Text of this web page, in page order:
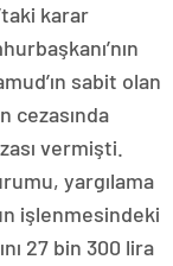
karar
sabit olan
cezasında
vermişti.
yargılama
işlenmesindeki
27 bin 300 lira